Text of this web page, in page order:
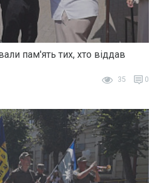
пам'ять тих, хто віддав
35 0